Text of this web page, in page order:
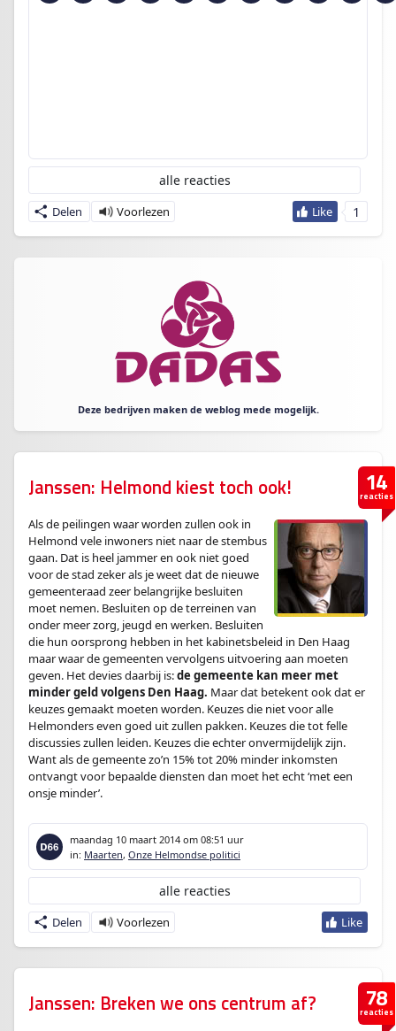
1
Delen
alle reacties
Deze bedrijven maken de weblog mede mogelijk.
14
reacties
Janssen: Helmond kiest toch ook!
Als de peilingen waar worden zullen ook in
Helmond vele inwoners niet naar de stembus
gaan. Dat is heel jammer en ook niet goed
voor de stad zeker als je weet dat de nieuwe
gemeenteraad zeer belangrijke besluiten
moet nemen. Besluiten op de terreinen van
onder meer zorg, jeugd en werken. Besluiten
die hun oorsprong hebben in het kabinetsbeleid in Den Haag
maar waar de gemeenten vervolgens uitvoering aan moeten
geven. Het devies daarbij is:de gemeente kan meer met
minder geld volgens Den Haag. Maar dat betekent ook dat er
keuzes gemaakt moeten worden. Keuzes die niet voor alle
Helmonders even goed uit zullen pakken. Keuzes die tot felle
discussies zullen leiden. Keuzes die echter onvermijdelijk zijn.
Want als de gemeente zo’n 15% tot 20% minder inkomsten
ontvangt voor bepaalde diensten dan moet het echt ‘met een
onsje minder’.
maandag 10 maart 2014 om 08:51 uur
in: Maarten, Onze Helmondse politici
Delen
alle reacties
78
reacties
Janssen: Breken we ons centrum af?